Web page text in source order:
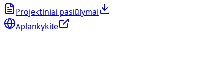
Projektiniai pasiūlymai
Aplankykite